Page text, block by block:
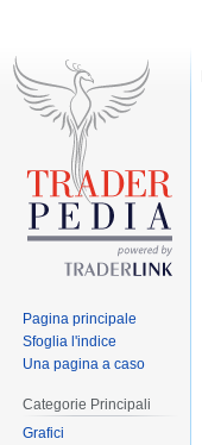
Pagina principale
Sfoglia l'indice
Una pagina a caso
Categorie Principali
Grafici